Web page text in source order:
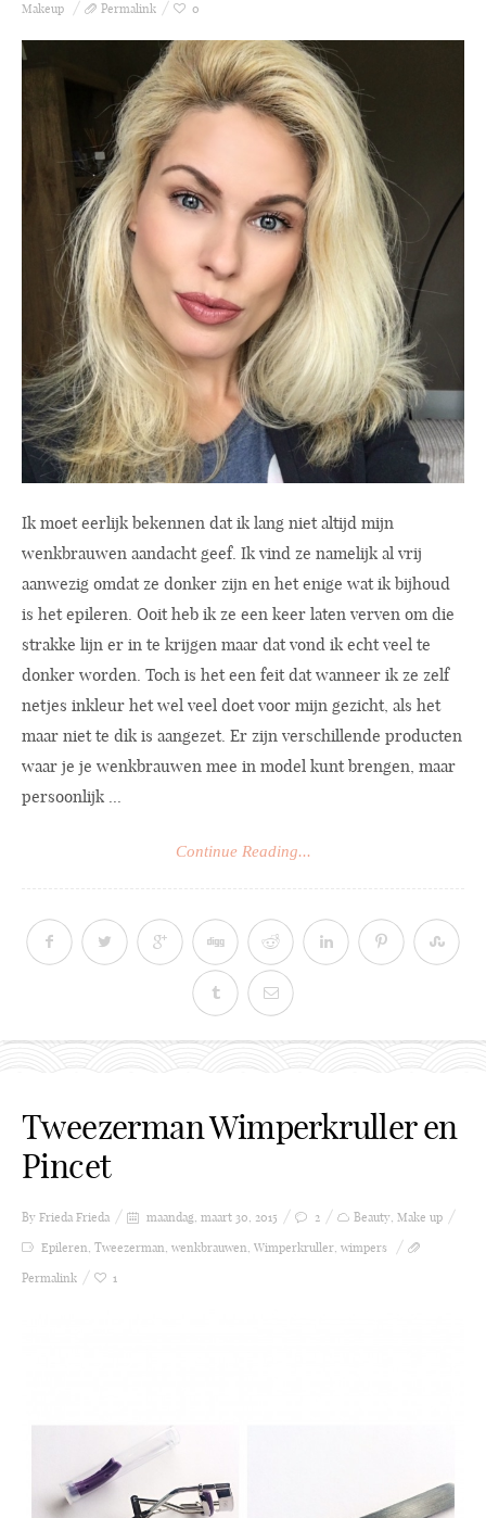
Makeup
Permalink 0
Ik moet eerlijk bekennen dat ik lang niet altijd mijn
wenkbrauwen aandacht geef. Ik vind ze namelijk al vrij
aanwezig omdat ze donker zijn en het enige wat ik bijhoud
is het epileren. Ooit heb ik ze een keer laten verven om die
strakke lijn er in te krijgen maar dat vond ik echt veel te
donker worden. Toch is het een feit dat wanneer ik ze zelf
netjes inkleur het wel veel doet voor mijn gezicht, als het
maar niet te dik is aangezet. Er zijn verschillende producten
waar je je wenkbrauwen mee in model kunt brengen, maar
persoonlijk ...
Continue Reading...
Tweezerman Wimperkruller en
Pincet
By Frieda Frieda maandag, maart 30, 2015 2 Beauty, Make up
Epileren, Tweezerman, wenkbrauwen, Wimperkruller, wimpers
Permalink
1